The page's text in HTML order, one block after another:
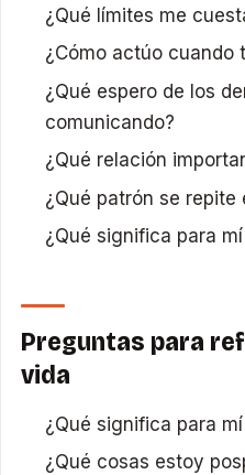
¿Qué límites me
¿Cómo actúo cuando
¿Qué espero de los
comunicando?
¿Qué relación
¿Qué patrón se repite
¿Qué significa para
Preguntas para
vida
¿Qué significa para
¿Qué cosas estoy